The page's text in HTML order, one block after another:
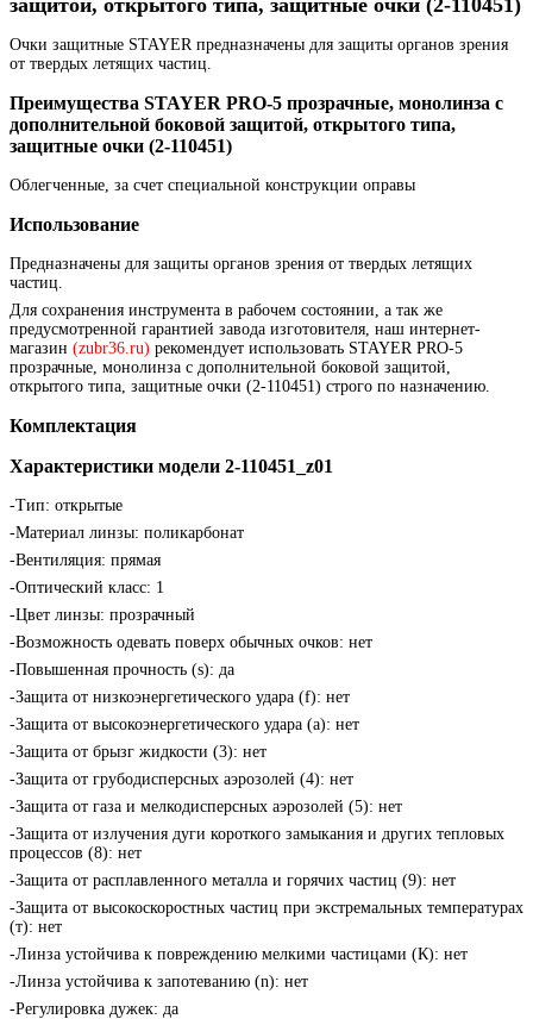
защитой, открытого типа, защитные очки (2-110451)
Очки защитные STAYER предназначены для защиты органов зрения
от твердых летящих частиц.
Преимущества STAYER PRO-5 прозрачные, монолинза с
дополнительной боковой защитой, открытого типа,
защитные очки (2-110451)
Облегченные, за счет специальной конструкции оправы
Использование
Предназначены для защиты органов зрения от твердых летящих
частиц.
Для сохранения инструмента в рабочем состоянии, а так же
предусмотренной гарантией завода изготовителя, наш интернет-
магазин (zubr36.ru) рекомендует использовать STAYER PRO-5
прозрачные, монолинза с дополнительной боковой защитой,
открытого типа, защитные очки (2-110451) строго по назначению.
Комплектация
Характеристики модели 2-110451_z01
-Тип: открытые
-Материал линзы: поликарбонат
-Вентиляция: прямая
-Оптический класс: 1
-Цвет линзы: прозрачный
-Возможность одевать поверх обычных очков: нет
-Повышенная прочность (s): да
-Защита от низкоэнергетического удара (f): нет
-Защита от высокоэнергетического удара (a): нет
-Защита от брызг жидкости (3): нет
-Защита от грубодисперсных аэрозолей (4): нет
-Защита от газа и мелкодисперсных аэрозолей (5): нет
-Защита от излучения дуги короткого замыкания и других тепловых
процессов (8): нет
-Защита от расплавленного металла и горячих частиц (9): нет
-Защита от высокоскоростных частиц при экстремальных температурах
(т): нет
-Линза устойчива к повреждению мелкими частицами (К): нет
-Линза устойчива к запотеванию (n): нет
-Регулировка дужек: да